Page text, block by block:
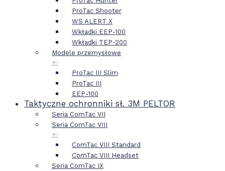
ProTac Shooter
WS ALERT X
Wkładki EEP-100
Wkładki TEP-200
Modele przemysłowe
+-
ProTac III Slim
ProTac III
EEP-100
Taktyczne ochronniki sł. 3M PELTOR
Seria ComTac VII
Seria ComTac VIII
+-
ComTac VIII Standard
ComTac VIII Headset
Seria ComTac IX